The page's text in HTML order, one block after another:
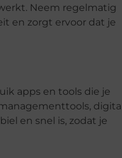
Neem regelmatig
en zorgt ervoor dat je
apps en tools die je
en snel is, zodat je